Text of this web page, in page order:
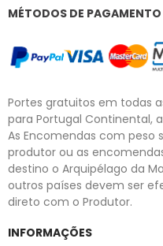
MÉTODOS DE PAGAMENTO
Portes gratuitos em todas
para Portugal Continental,
As Encomendas com peso
produtor ou as
destino o Arquipélago da
outros países devem ser
direto com o Produtor.
INFORMAÇÕES